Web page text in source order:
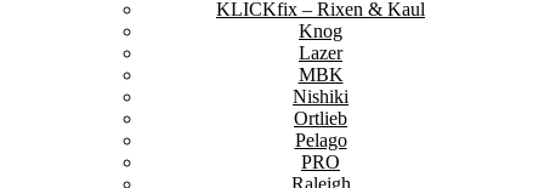
KLICKfix – Rixen & Kaul
Knog
Lazer
MBK
Nishiki
Ortlieb
Pelago
PRO
Raleigh